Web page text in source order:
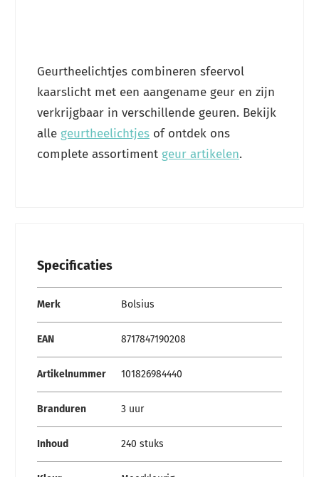
Geurtheelichtjes combineren sfeervol
kaarslicht met een aangename geur en zijn
verkrijgbaar in verschillende geuren. Bekijk
alle geurtheelichtjes of ontdek ons
complete assortiment geur artikelen.
Specificaties
Merk
Bolsius
EAN 8717847190208
Artikelnummer 101826984440
Branduren 3 uur
Inhoud 240 stuks